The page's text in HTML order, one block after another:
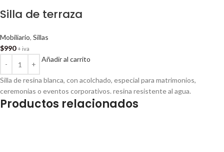
Silla de terraza
Mobiliario, Sillas
$990 + iva
Añadir al carrito
Silla de resina blanca, con acolchado, especial para matrimonios,
ceremonias o eventos corporativos. resina resistente al agua.
Productos relacionados